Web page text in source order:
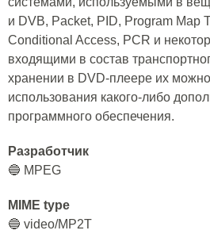
и DVB, Packet, PID, Program Map
Conditional Access, PCR и
входящими в состав
хранении в DVD-плеере их
использования какого-либо
программного обеспечения.
Разработчик
🔵 MPEG
MIME type
🔵 video/MP2T